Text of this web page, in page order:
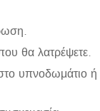
θα λατρέψετε.
υπνοδωμάτιο ή